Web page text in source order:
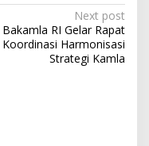
Next post
Bakamla RI Gelar Rapat
Koordinasi Harmonisasi
Strategi Kamla